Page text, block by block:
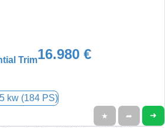
Trim16.980 €
kw (184 PS)
★ ➦ ➜